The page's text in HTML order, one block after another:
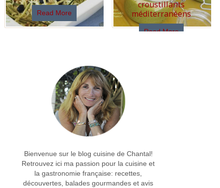
Read More
croustillants
méditerranéens
Read More
Bienvenue sur le blog cuisine de Chantal!
Retrouvez ici ma passion pour la cuisine et
la gastronomie française: recettes,
découvertes, balades gourmandes et avis